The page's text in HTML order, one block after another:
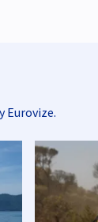
Eurovize.